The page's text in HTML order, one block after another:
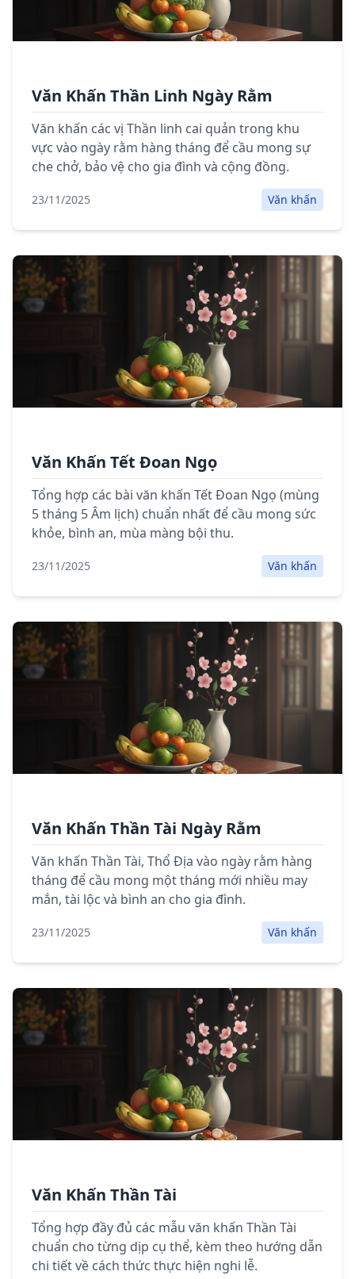
Văn Khấn Thần Linh Ngày Rằm
Văn khấn các vị Thần linh cai quản trong khu
vực vào ngày rằm hàng tháng để cầu mong sự
che chở, bảo vệ cho gia đình và cộng đồng.
23/11/2025 Văn khấn
Văn Khấn Tết Đoan Ngọ
Tổng hợp các bài văn khấn Tết Đoan Ngọ (mùng
5 tháng 5 Âm lịch) chuẩn nhất để cầu mong sức
khỏe, bình an, mùa màng bội thu.
23/11/2025 Văn khấn
Văn Khấn Thần Tài Ngày Rằm
Văn khấn Thần Tài, Thổ Địa vào ngày rằm hàng
tháng để cầu mong một tháng mới nhiều may
mắn, tài lộc và bình an cho gia đình.
23/11/2025 Văn khấn
Văn Khấn Thần Tài
Tổng hợp đầy đủ các mẫu văn khấn Thần Tài
chuẩn cho từng dịp cụ thể, kèm theo hướng dẫn
chi tiết về cách thức thực hiện nghi lễ.